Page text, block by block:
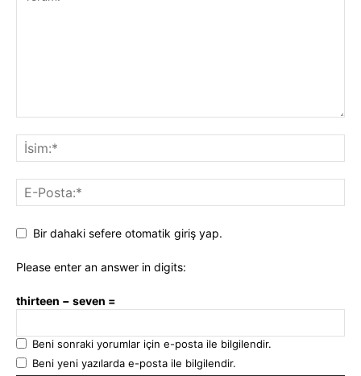
Bir dahaki sefere otomatik giriş yap.
Please enter an answer in digits:
thirteen − seven =
Beni sonraki yorumlar için e-posta ile bilgilendir.
Beni yeni yazılarda e-posta ile bilgilendir.